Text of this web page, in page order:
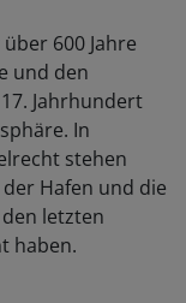
600 Jahre
und den
Jahrhundert
In
stehen
Hafen und die
letzten
haben.